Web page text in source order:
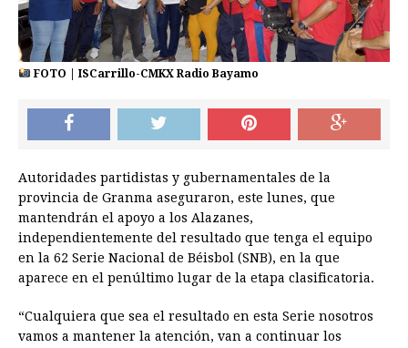
FOTO | ISCarrillo-CMKX Radio Bayamo
Autoridades partidistas y gubernamentales de la
provincia de Granma aseguraron, este lunes, que
mantendrán el apoyo a los Alazanes,
independientemente del resultado que tenga el equipo
en la 62 Serie Nacional de Béisbol (SNB), en la que
aparece en el penúltimo lugar de la etapa clasificatoria.
“Cualquiera que sea el resultado en esta Serie nosotros
vamos a mantener la atención, van a continuar los